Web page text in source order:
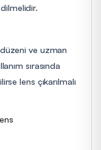
düzeni ve uzman
sırasında
lens çıkarılmalı